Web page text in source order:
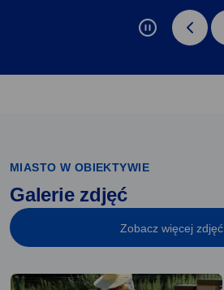
zatrzymaj slider: Wydarzenia
MIASTO W OBIEKTYWIE
Galerie zdjęć
Zobacz więcej zdjęć